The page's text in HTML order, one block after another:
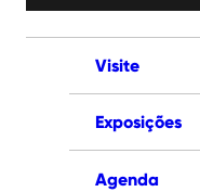
Visite
Exposições
Agenda